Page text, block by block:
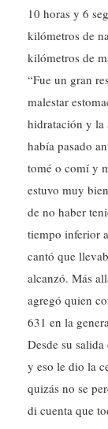
10 horas y 6
kilómetros de
kilómetros de
“Fue un gran
malestar
hidratación y la
había pasado
tomé o comí y
estuvo muy
de no haber
tiempo inferior
cantó que
alcanzó. Más
agregó quien
631 en la
Desde su
y eso le dio la
quizás no se
di cuenta que